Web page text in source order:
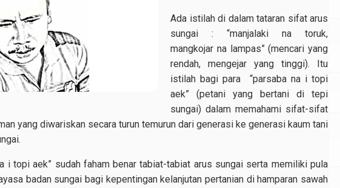
Ada istilah di dalam tataran sifat arus
sungai : “manjalaki na toruk,
mangkojar na lampas” (mencari yang
rendah, mengejar yang tinggi). Itu
istilah bagi para “parsaba na i topi
aek” (petani yang bertani di tepi
sungai) dalam memahami sifat-sifat
yang diwariskan secara turun temurun dari generasi ke generasi kaum tani
i topi aek” sudah faham benar tabiat-tabiat arus sungai serta memiliki pula
badan sungai bagi kepentingan kelanjutan pertanian di hamparan sawah